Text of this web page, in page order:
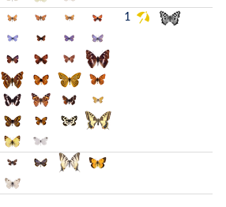
1